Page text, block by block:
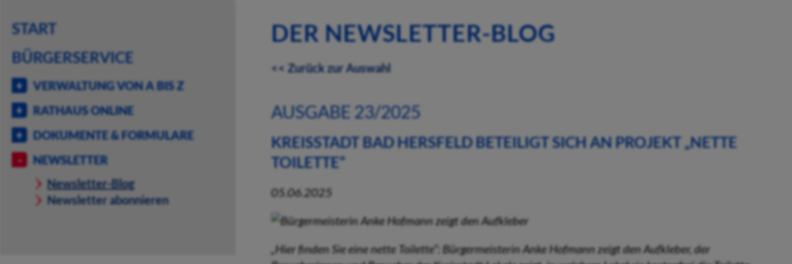
START
BÜRGERSERVICE
VERWALTUNG VON A BIS Z
RATHAUS ONLINE
DOKUMENTE & FORMULARE
NEWSLETTER
Newsletter-Blog
Newsletter abonnieren
DER NEWSLETTER-BLOG
<< Zurück zur Auswahl
AUSGABE 23/2025
KREISSTADT BAD HERSFELD BETEILIGT SICH AN PROJEKT „NETTE
TOILETTE“
05.06.2025
„Hier finden Sie eine nette Toilette“: Bürgermeisterin Anke Hofmann zeigt den Aufkleber, der